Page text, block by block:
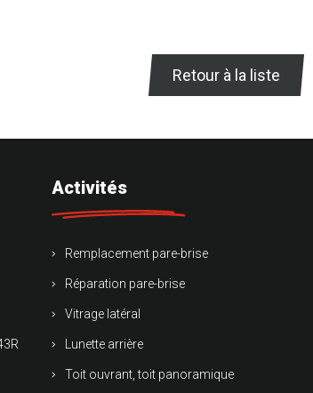
Retour à la liste
Activités
Remplacement pare-brise
Réparation pare-brise
Vitrage latéral
Lunette arrière
Toit ouvrant, toit panoramique